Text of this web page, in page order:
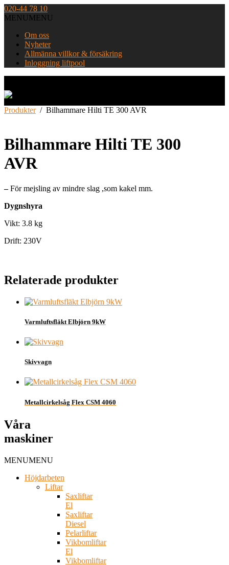
Skip
to
020-44 78 10
MENUMENU
Om oss
Nyheter
Allmänna villkor & försäkring
Inloggning liftpool
Produkter/ Bilhammare Hilti TE 300 AVR
Bilhammare Hilti TE 300
AVR
–För mejsling av mindre slag ,som kakel mm.
Dygnshyra
Vikt: 3.8 kg
Drift: 230V
Relaterade produkter
Varmluftsfläkt Elbjörn 9kW
Skivvagn
Metallcirkelsåg Flex CSM 4060
Våra
maskiner
MENUMENU
Höjdarbeten
Liftar
Saxliftar
El
Saxliftar
Diesel
Pelarliftar
Vikbomliftar
El
Vikbomliftar